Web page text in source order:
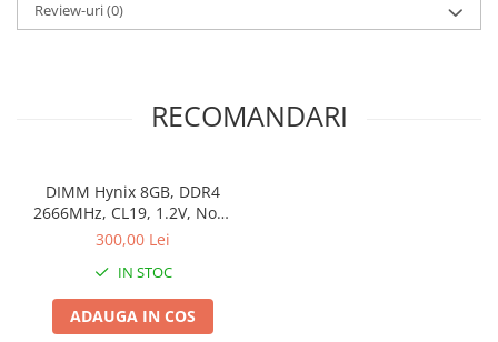
Review-uri(0)
RECOMANDARI
DIMM Hynix 8GB, DDR4
2666MHz, CL19, 1.2V, Non-
ECC, bulk
300,00 Lei
IN STOC
ADAUGA IN COS